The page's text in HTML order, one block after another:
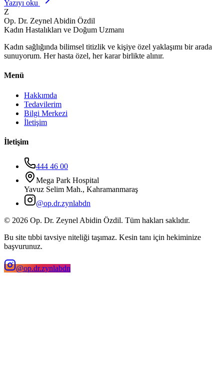
Yazıyı oku
Z
Op. Dr. Zeynel Abidin Özdil
Kadın Hastalıkları ve Doğum Uzmanı
Kadın sağlığında bilimsel titizlik ve kişiye özel yaklaşımı bir arada
sunuyorum. Her hasta özel, her karar birlikte alınır.
Menü
Hakkımda
Tedavilerim
Bilgi Merkezi
İletişim
İletişim
444 46 00
Mega Park Hospital
Yavuz Selim Mah., Kahramanmaraş
@op.dr.zynlabdn
© 2026 Op. Dr. Zeynel Abidin Özdil. Tüm hakları saklıdır.
Bu site tıbbi tavsiye niteliği taşımaz. Kesin tanı için hekiminize
başvurunuz.
@op.dr.zynlabdn